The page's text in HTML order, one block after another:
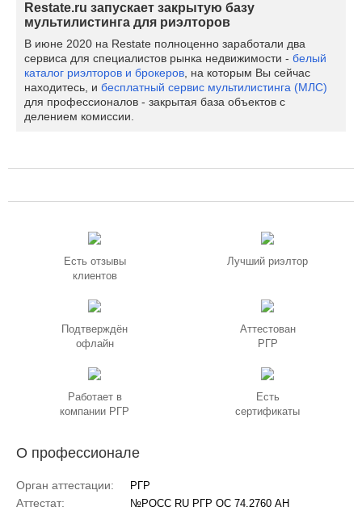
Restate.ru запускает закрытую базу
мультилистинга для риэлторов
В июне 2020 на Restate полноценно заработали два
сервиса для специалистов рынка недвижимости - белый
каталог риэлторов и брокеров, на которым Вы сейчас
находитесь, и бесплатный сервис мультилистинга (МЛС)
для профессионалов - закрытая база объектов с
делением комиссии.
Есть отзывы
клиентов
Лучший риэлтор
Подтверждён
офлайн
Аттестован
РГР
Работает в
компании РГР
Есть
сертификаты
О профессионале
Орган аттестации: РГР
Аттестат: №РОСС RU РГР ОС 74.2760 АН